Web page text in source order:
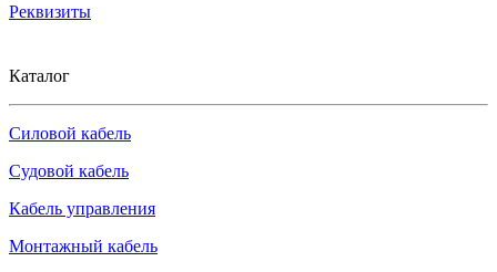
Реквизиты
Каталог
Силовой кабель
Судовой кабель
Кабель управления
Монтажный кабель